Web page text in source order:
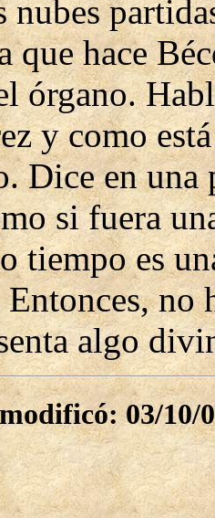
nubes
que hace
órgano.
y como
Dice en una
si fuera
tiempo es
no
algo
03/10/